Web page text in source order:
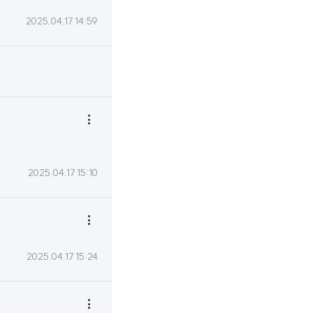
2025.04.17 14:59

2025.04.17 15:10

2025.04.17 15:24
